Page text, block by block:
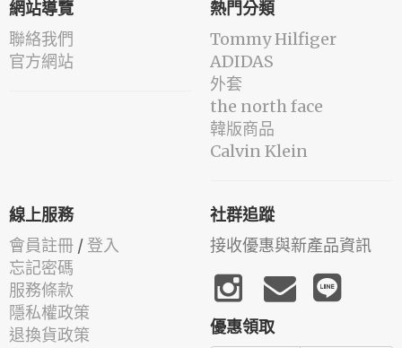
網站導覽
聯絡我們
官方網站
熱門分類
Tommy Hilfiger
ADIDAS
外套
the north face
韓版商品
Calvin Klein
線上服務
會員註冊 / 登入
忘記密碼
服務條款
隱私權政策
退換貨政策
社群追蹤
接收優惠與新產品資訊
優惠領取